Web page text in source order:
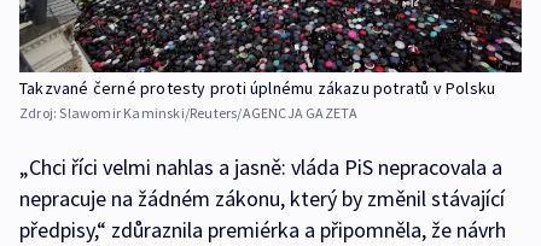
Takzvané černé protesty proti úplnému zákazu potratů v Polsku
Zdroj:Slawomir Kaminski/Reuters/AGENCJA GAZETA
„Chci říci velmi nahlas a jasně: vláda PiS nepracovala a
nepracuje na žádném zákonu, který by změnil stávající
předpisy,“ zdůraznila premiérka a připomněla, že návrh